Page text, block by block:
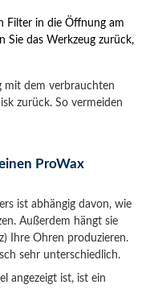
Filter in die Öffnung am
Sie das Werkzeug zurück,
mit dem verbrauchten
zurück. So vermeiden
ProWax
ist abhängig davon, wie
Außerdem hängt sie
Ihre Ohren produzieren.
sehr unterschiedlich.
angezeigt ist, ist ein